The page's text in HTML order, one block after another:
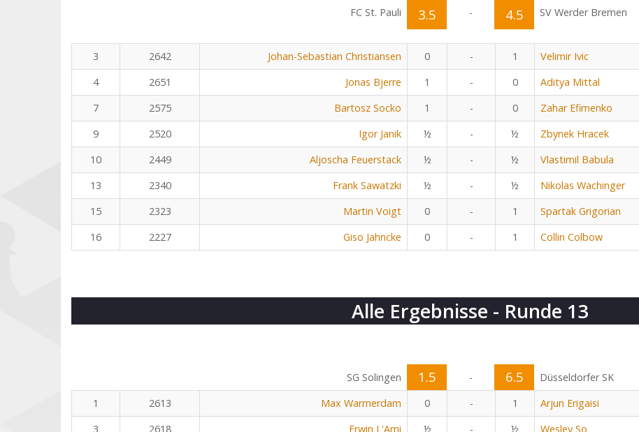
FC St. Pauli 3.5 - 4.5 SV Werder Bremen
3 2642 Johan-Sebastian Christiansen 0 - 1 Velimir Ivic
4
2651 Jonas Bjerre 1 - 0 Aditya Mittal
7
2575 Bartosz Socko 1 - 0 Zahar Efimenko
9
2520 Igor Janik ½ - ½ Zbynek Hracek
10
2449 Aljoscha Feuerstack ½ - ½ Vlastimil Babula
13
2340 Frank Sawatzki ½ - ½ Nikolas Wachinger
15
2323 Martin Voigt 0 - 1 Spartak Grigorian
16
2227 Giso Jahncke 0 - 1 Collin Colbow
Alle Ergebnisse - Runde 13
SG Solingen 1.5 - 6.5
Düsseldorfer SK
1
2613 Max Warmerdam 0 - 1 Arjun Erigaisi
3
2618 Erwin L'Ami ½ - ½ Wesley So